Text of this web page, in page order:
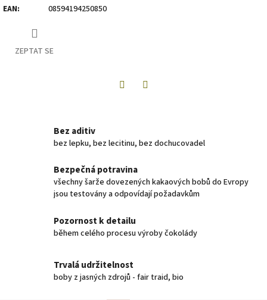
EAN: 08594194250850
ZEPTAT SE
Bez aditiv
bez lepku, bez lecitinu, bez dochucovadel
Bezpečná potravina
všechny šarže dovezených kakaových bobů do Evropy
jsou testovány a odpovídají požadavkům
Pozornost k detailu
během celého procesu výroby čokolády
Trvalá udržitelnost
boby z jasných zdrojů - fair traid, bio